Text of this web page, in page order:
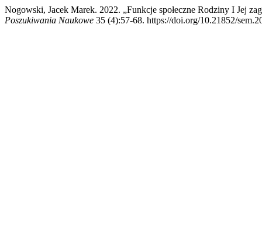
Nogowski, Jacek Marek. 2022. „Funkcje społeczne Rodziny I Jej
Poszukiwania Naukowe 35 (4):57-68. https://doi.org/10.21852/